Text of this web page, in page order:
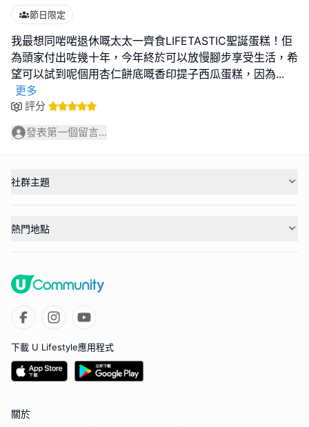
節日限定
我最想同啱啱退休嘅太太一齊食LIFETASTIC聖誕蛋糕！佢
為頭家付出咗幾十年，今年終於可以放慢腳步享受生活，希
望可以試到呢個用杏仁餅底嘅香印提子西瓜蛋糕，因為...
更多
評分
發表第一個留言...
社群主題
熱門地點
下載 U Lifestyle應用程式
關於